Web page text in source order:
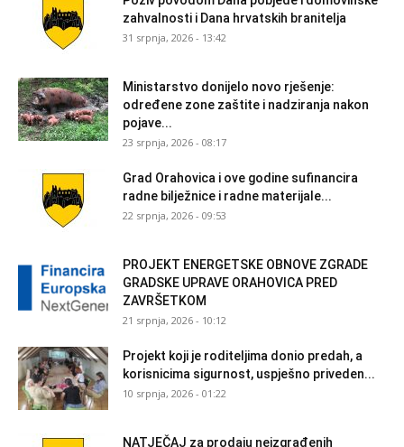
zahvalnosti i Dana hrvatskih branitelja
31 srpnja, 2026 - 13:42
Ministarstvo donijelo novo rješenje:
određene zone zaštite i nadziranja nakon
pojave...
23 srpnja, 2026 - 08:17
Grad Orahovica i ove godine sufinancira
radne bilježnice i radne materijale...
22 srpnja, 2026 - 09:53
PROJEKT ENERGETSKE OBNOVE ZGRADE
GRADSKE UPRAVE ORAHOVICA PRED
ZAVRŠETKOM
21 srpnja, 2026 - 10:12
Projekt koji je roditeljima donio predah, a
korisnicima sigurnost, uspješno priveden...
10 srpnja, 2026 - 01:22
NATJEČAJ za prodaju neizgrađenih